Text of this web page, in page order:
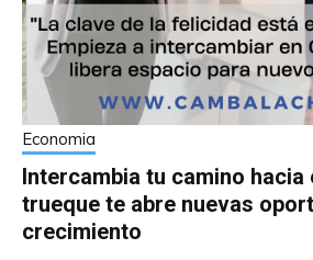
Economia
Intercambia tu camino hacia
trueque te abre nuevas
crecimiento